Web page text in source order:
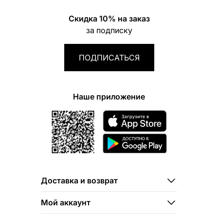
Скидка 10% на заказ
за подписку
ПОДПИСАТЬСЯ
Наше приложение
Доставка и возврат
Мой аккаунт